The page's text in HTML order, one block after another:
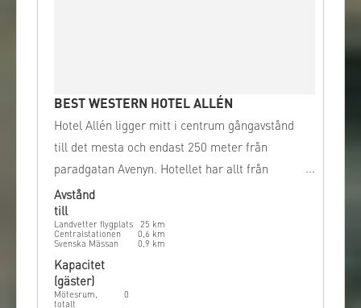
BEST WESTERN HOTEL ALLÉN
Hotel Allén ligger mitt i centrum gångavstånd
till det mesta och endast 250 meter från
paradgatan Avenyn. Hotellet har allt från
enkelrum till stora familjerum. Med god
service och kaffe, te och kakor dygnet runt
utan kostnad erbjuds en trivsam miljö.
Avstånd
till
Landvetter flygplats 25 km
Centralstationen
0,6 km
Svenska Mässan
0,9 km
Kapacitet
(gäster)
Mötesrum,
totalt
0